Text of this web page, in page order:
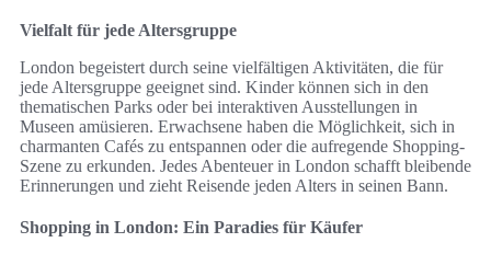
Vielfalt für jede Altersgruppe
London begeistert durch seine vielfältigen Aktivitäten, die für
jede Altersgruppe geeignet sind. Kinder können sich in den
thematischen Parks oder bei interaktiven Ausstellungen in
Museen amüsieren. Erwachsene haben die Möglichkeit, sich in
charmanten Cafés zu entspannen oder die aufregende Shopping-
Szene zu erkunden. Jedes Abenteuer in London schafft bleibende
Erinnerungen und zieht Reisende jeden Alters in seinen Bann.
Shopping in London: Ein Paradies für Käufer